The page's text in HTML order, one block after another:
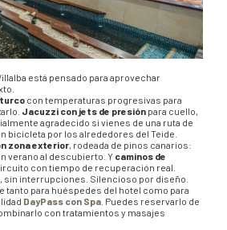
está pensado para aprovechar
turco con temperaturas progresivas para
Jacuzzi con jets de presión para cuello,
agradecido si vienes de una ruta de
bicicleta por los alrededores del Teide.
zona exterior, rodeada de pinos canarios:
verano al descubierto. Y caminos de
con tiempo de recuperación real.
sin interrupciones. Silencioso por diseño.
tanto para huéspedes del hotel como para
DayPass con Spa . Puedes reservarlo de
con tratamientos y masajes